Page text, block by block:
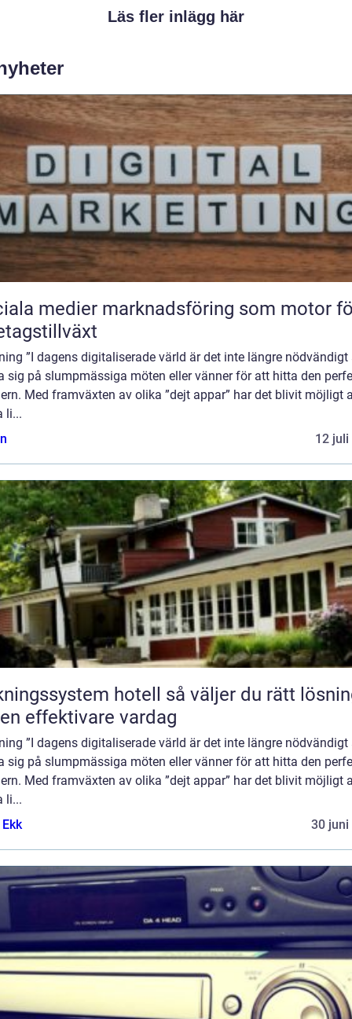
Läs fler inlägg här
medier marknadsföring som motor
”I dagens digitaliserade värld är det inte längre nödvändigt
sig på slumpmässiga möten eller vänner för att hitta den
Med framväxten av olika ”dejt appar” har det blivit möjligt
li...
12 juli
hotell så väljer du rätt lösning
effektivare vardag
”I dagens digitaliserade värld är det inte längre nödvändigt
sig på slumpmässiga möten eller vänner för att hitta den
Med framväxten av olika ”dejt appar” har det blivit möjligt
li...
30 juni